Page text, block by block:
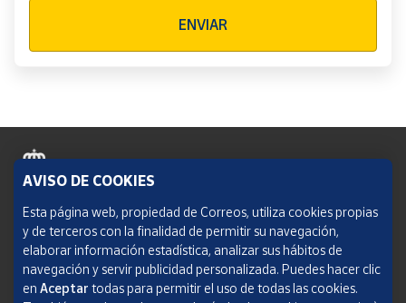
ENVIAR
Política de cookies
Aviso legal
Condiciones del servicio
AVISO DE COOKIES
Esta página web, propiedad de Correos, utiliza cookies propias
y de terceros con la finalidad de permitir su navegación,
elaborar información estadística, analizar sus hábitos de
navegación y servir publicidad personalizada. Puedes hacer clic
en Aceptar todas para permitir el uso de todas las cookies.